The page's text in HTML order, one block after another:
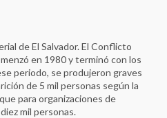
de El Salvador. El Conflicto
en 1980 y terminó con los
periodo, se produjeron graves
de 5 mil personas según la
para organizaciones de
mil personas.